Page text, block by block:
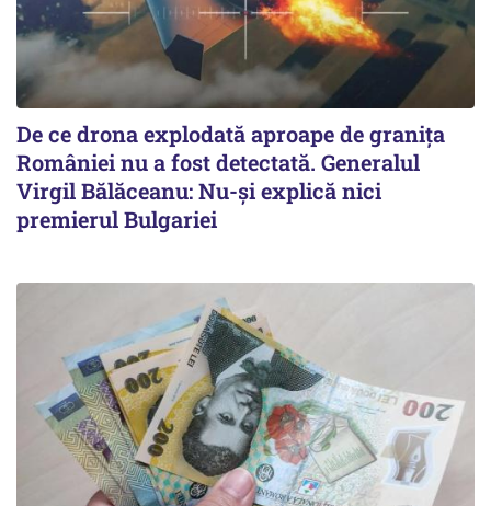
De ce drona explodată aproape de granița
României nu a fost detectată. Generalul
Virgil Bălăceanu: Nu-și explică nici
premierul Bulgariei